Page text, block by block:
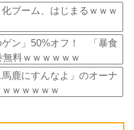
化ブーム、はじまるｗｗｗ
ゲン」50%オフ！ 「暴食
料ｗｗｗｗｗｗ
馬鹿にすんなよ」のオーナ
ｗｗｗｗｗ